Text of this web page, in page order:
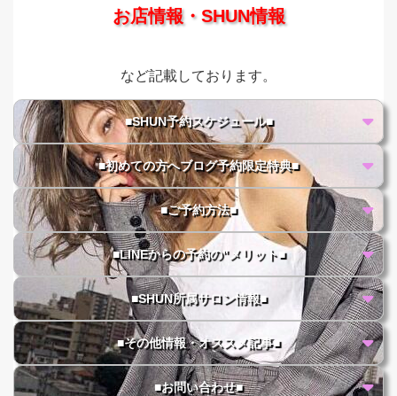
お店情報・SHUN情報
など記載しております。
■SHUN予約スケジュール■
■初めての方へブログ予約限定特典■
■ご予約方法■
■LINEからの予約の"メリット■
■SHUN所属サロン情報■
■その他情報・オススメ記事■
■お問い合わせ■